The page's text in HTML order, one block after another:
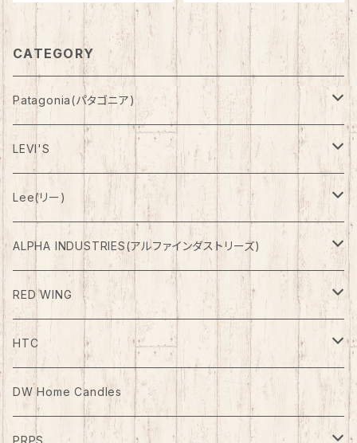
CATEGORY
Patagonia(パタゴニア)
Outer(アウター)
Down(ダウン)
Fleese(フリース)
Pants(パンツ)
Shorts(ショーツ)
LEVI'S
Denim Pants
ETC Pants
Lee(リー)
Outer(アウター)
ALPHA INDUSTRIES(アルファインダストリーズ)
Outer(アウター)
RED WING
Boots
ケア用品
HTC
Belt（ベルト）
DW Home Candles
PRPS